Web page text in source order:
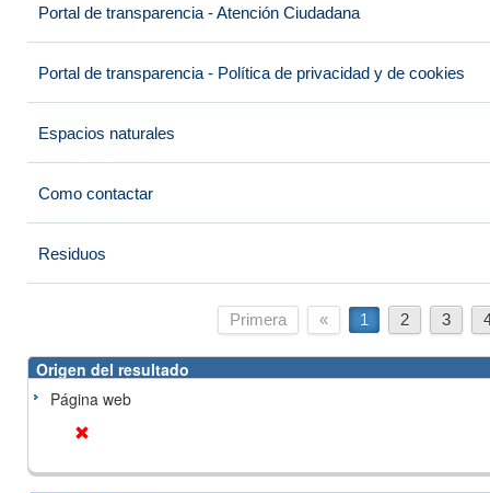
Portal de transparencia - Atención Ciudadana
Portal de transparencia - Política de privacidad y de cookies
Espacios naturales
Como contactar
Residuos
Primera « 1 2 3
Origen del resultado
Página web